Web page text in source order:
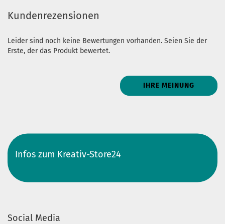
Kundenrezensionen
Leider sind noch keine Bewertungen vorhanden. Seien Sie der
Erste, der das Produkt bewertet.
IHRE MEINUNG
Infos zum Kreativ-Store24
Social Media